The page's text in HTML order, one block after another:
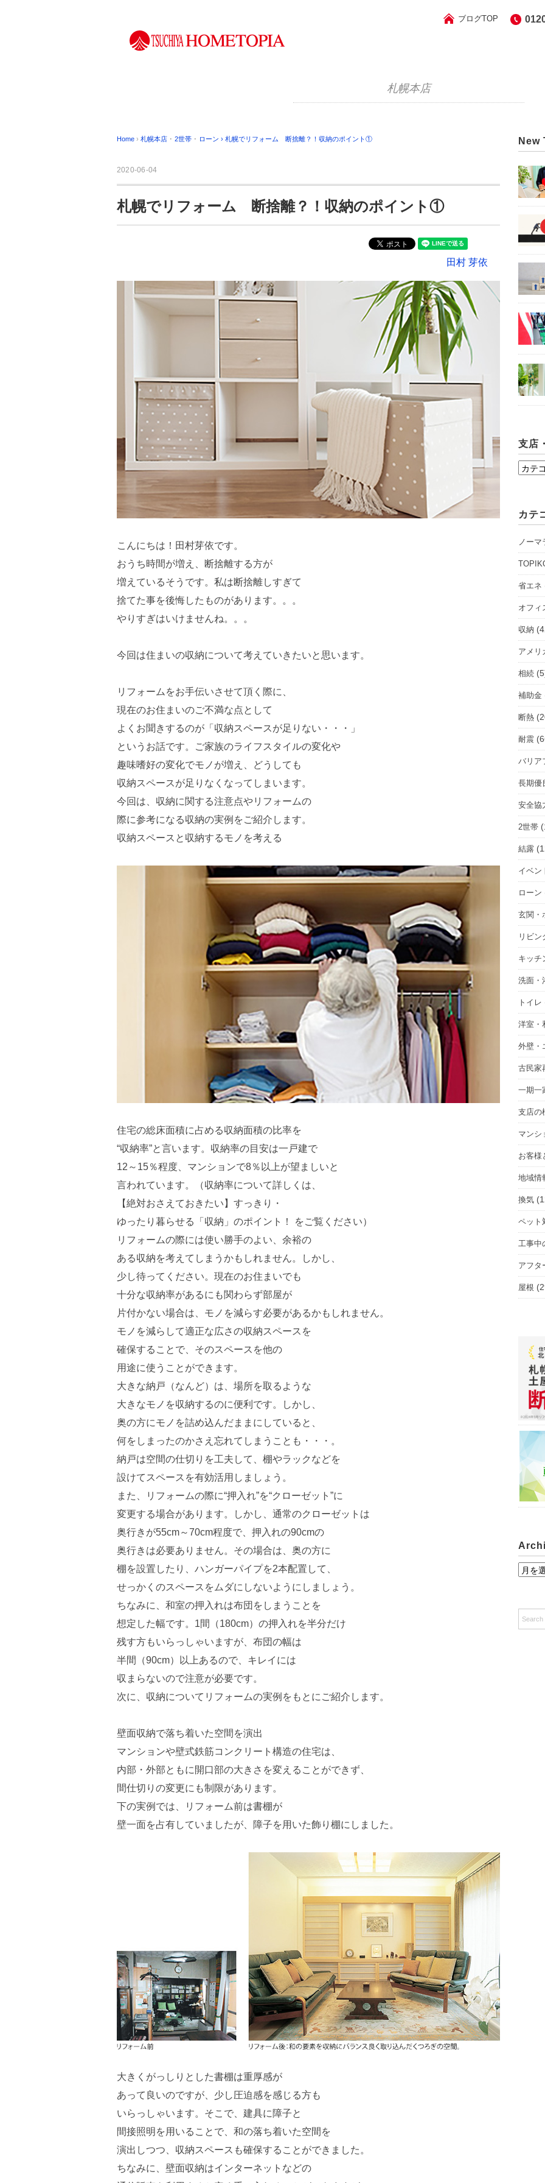
ブログTOP
札幌本店
Home › 札幌本店 ･ 2世帯 ･ ローン › 札幌でリフォーム 断捨離？！収納のポイント①
2020-06-04
札幌でリフォーム 断捨離？！収納のポイント①
田村 芽依
こんにちは！田村芽依です。
おうち時間が増え、断捨離する方が
増えているそうです。私は断捨離しすぎて
捨てた事を後悔したものがあります。。。
やりすぎはいけませんね。。。
今回は住まいの収納について考えていきたいと思います。
リフォームをお手伝いさせて頂く際に、
現在のお住まいのご不満な点として
よくお聞きするのが「収納スペースが足りない・・・」
というお話です。ご家族のライフスタイルの変化や
趣味嗜好の変化でモノが増え、どうしても
収納スペースが足りなくなってしまいます。
今回は、収納に関する注意点やリフォームの
際に参考になる収納の実例をご紹介します。
収納スペースと収納するモノを考える
住宅の総床面積に占める収納面積の比率を
“収納率”と言います。収納率の目安は一戸建で
12～15％程度、マンションで8％以上が望ましいと
言われています。（収納率について詳しくは、
【絶対おさえておきたい】すっきり・
ゆったり暮らせる「収納」のポイント！ をご覧ください）
リフォームの際には使い勝手のよい、余裕の
ある収納を考えてしまうかもしれません。しかし、
少し待ってください。現在のお住まいでも
十分な収納率があるにも関わらず部屋が
片付かない場合は、モノを減らす必要があるかもしれません。
モノを減らして適正な広さの収納スペースを
確保することで、そのスペースを他の
用途に使うことができます。
大きな納戸（なんど）は、場所を取るような
大きなモノを収納するのに便利です。しかし、
奥の方にモノを詰め込んだままにしていると、
何をしまったのかさえ忘れてしまうことも・・・。
納戸は空間の仕切りを工夫して、棚やラックなどを
設けてスペースを有効活用しましょう。
また、リフォームの際に“押入れ”を“クローゼット”に
変更する場合があります。しかし、通常のクローゼットは
奥行きが55cm～70cm程度で、押入れの90cmの
奥行きは必要ありません。その場合は、奥の方に
棚を設置したり、ハンガーパイプを2本配置して、
せっかくのスペースをムダにしないようにしましょう。
ちなみに、和室の押入れは布団をしまうことを
想定した幅です。1間（180cm）の押入れを半分だけ
残す方もいらっしゃいますが、布団の幅は
半間（90cm）以上あるので、キレイには
収まらないので注意が必要です。
次に、収納についてリフォームの実例をもとにご紹介します。
壁面収納で落ち着いた空間を演出
マンションや壁式鉄筋コンクリート構造の住宅は、
内部・外部ともに開口部の大きさを変えることができず、
間仕切りの変更にも制限があります。
下の実例では、リフォーム前は書棚が
壁一面を占有していましたが、障子を用いた飾り棚にしました。
大きくがっしりとした書棚は重厚感が
あって良いのですが、少し圧迫感を感じる方も
いらっしゃいます。そこで、建具に障子と
間接照明を用いることで、和の落ち着いた空間を
演出しつつ、収納スペースも確保することができました。
ちなみに、壁面収納はインターネットなどの
New
支店
支
ョ
ル
ー
を
選
択
カテ
ノーマ
省エネ
オフィ
収納
アメリ
相続
補助金
断熱
耐震
バリア
長期優
安全協
2世帯
結露
イベン
ローン
玄関・
リビ
キッチ
洗面・
トイレ
洋室・
外壁・
古民家
一期一
支店の
マンシ
お客様
地域情
換気
ペット
工事中
アフタ
屋根
A
h